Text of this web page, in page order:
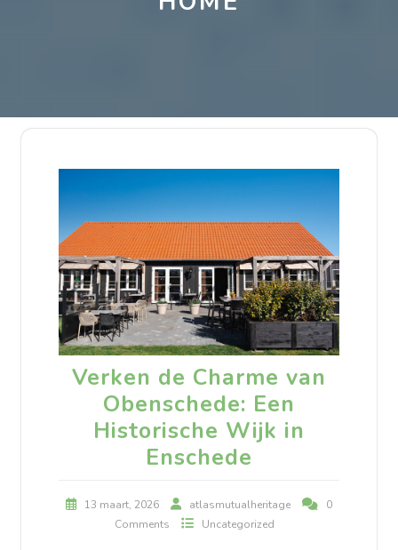
Verken de Charme van
Obenschede: Een
Historische Wijk in
Enschede
13 maart, 2026 atlasmutualheritage
0
Comments
Uncategorized